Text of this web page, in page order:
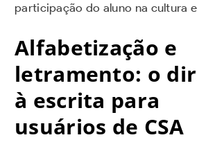
participação do aluno na cultura
Alfabetização e
letramento: o
à escrita para
usuários de CSA